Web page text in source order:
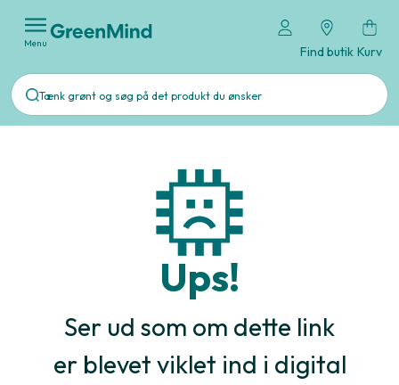
Menu
Find butik Kurv
Ups!
Ser ud som om dette link
er blevet viklet ind i digital